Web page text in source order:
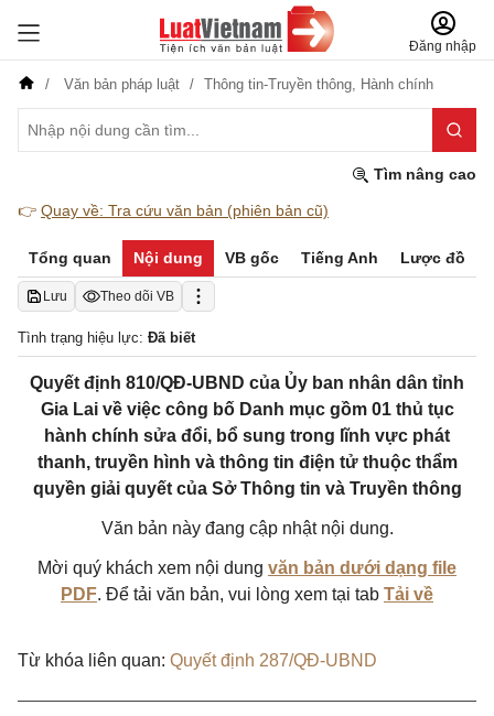
Đăng nhập
Văn bản pháp luật Thông tin-Truyền thông, Hành chính
Tìm nâng cao
👉 Quay về: Tra cứu văn bản (phiên bản cũ)
Tổng quan Nội dung VB gốc Tiếng Anh Lược đồ
Lưu Theo dõi VB
Tình trạng hiệu lực: Đã biết
Quyết định 810/QĐ-UBND của Ủy ban nhân dân tỉnh
Gia Lai về việc công bố Danh mục gồm 01 thủ tục
hành chính sửa đổi, bổ sung trong lĩnh vực phát
thanh, truyền hình và thông tin điện tử thuộc thẩm
quyền giải quyết của Sở Thông tin và Truyền thông
Văn bản này đang cập nhật nội dung.
Mời quý khách xem nội dung văn bản dưới dạng file
PDF. Để tải văn bản, vui lòng xem tại tab Tải về
Từ khóa liên quan: Quyết định 287/QĐ-UBND